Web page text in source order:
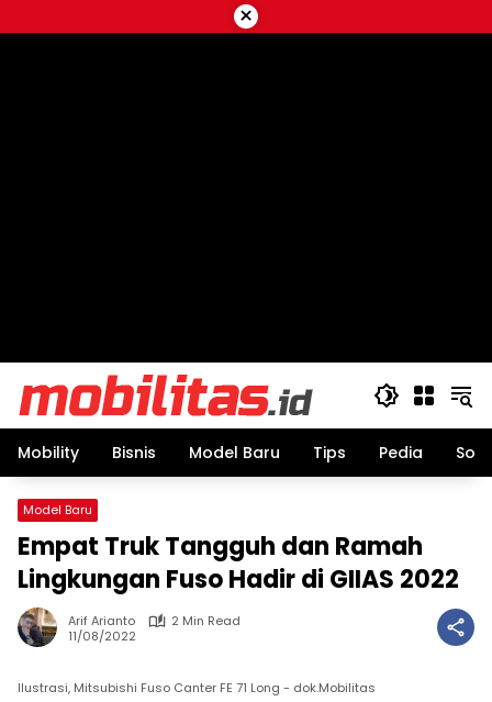
to
×
Mobility Bisnis Model Baru Tips Pedia
Model Baru
Empat Truk Tangguh dan Ramah
Lingkungan Fuso Hadir di GIIAS 2022
Arif Arianto
2 Min Read
11/08/2022
Ilustrasi, Mitsubishi Fuso Canter FE 71 Long - dok.Mobilitas